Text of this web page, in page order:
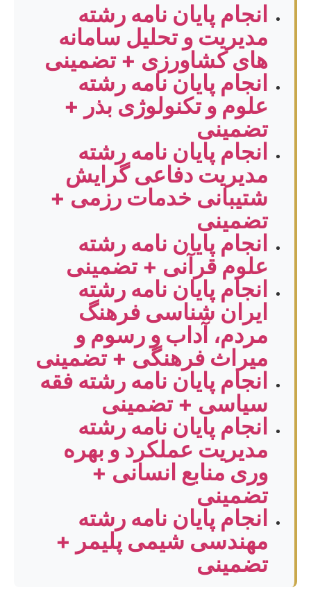
انجام پایان نامه رشته
مدیریت و تحلیل سامانه
های کشاورزی + تضمینی
انجام پایان نامه رشته
علوم و تکنولوژی بذر +
تضمینی
انجام پایان نامه رشته
مدیریت دفاعی گرایش
شتیبانی خدمات رزمی +
تضمینی
انجام پایان نامه رشته
علوم قرآنی + تضمینی
انجام پایان نامه رشته
ایران شناسی فرهنگ
مردم، آداب و رسوم و
میراث فرهنگی + تضمینی
انجام پایان نامه رشته فقه
سیاسی + تضمینی
انجام پایان نامه رشته
مدیریت عملکرد و بهره
وری منابع انسانی +
تضمینی
انجام پایان نامه رشته
مهندسی شیمی پلیمر +
تضمینی